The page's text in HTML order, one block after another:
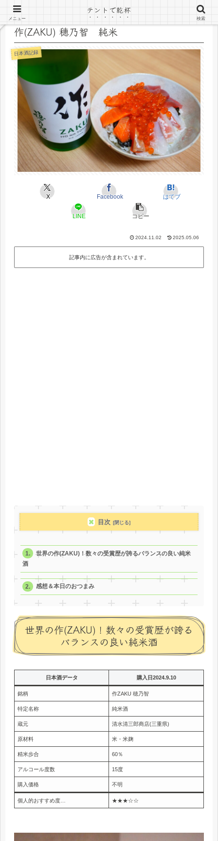
作(ZAKU) 穂乃智 純米
日本酒記録
X Facebook はてブ
LINE コピー
2024.11.02 2025.05.06
記事内に広告が含まれています。
目次
世界の作(ZAKU)！数々の受賞歴が誇るバランスの良い純米
酒
感想＆本日のおつまみ
世界の作(ZAKU)！数々の受賞歴が誇る
バランスの良い純米酒
日本酒データ 購入日2024.9.10
銘柄 作ZAKU 穂乃智
特定名称 純米酒
蔵元 清水清三郎商店(三重県)
原材料 米・米麹
精米歩合 60％
アルコール度数 15度
購入価格 不明
個人的おすすめ度… ★★★☆☆
メニュー
テントで乾杯
検索